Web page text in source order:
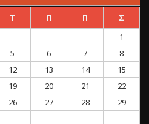
Τ Π Π
Σ
1
5 6 7
8
12 13 14
15
19 20 21
22
26 27 28
29